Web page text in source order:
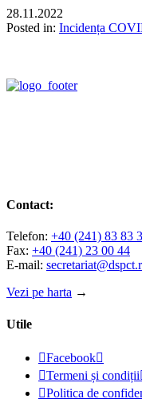
28.11.2022
Posted in: Incidența
Contact:
Telefon: +40 (241) 83 83
Fax: +40 (241) 23 00 44
E-mail:
Vezi pe harta →
Utile
Facebook
Termeni și condiții
Politica de